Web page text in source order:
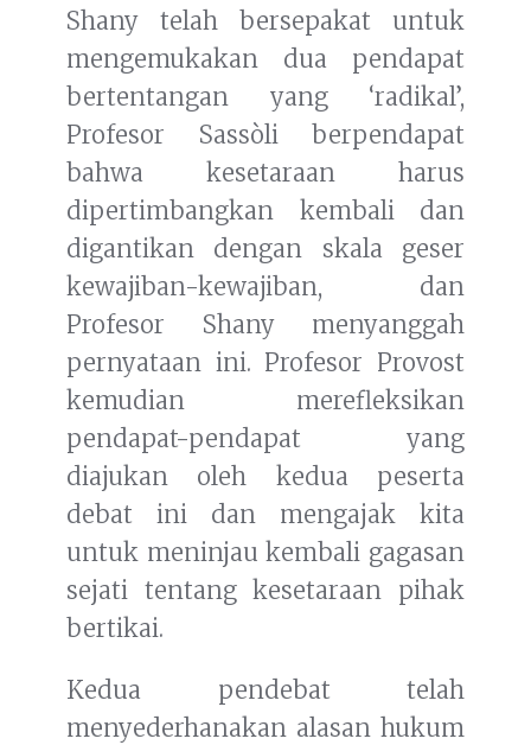
Shany telah bersepakat untuk
mengemukakan dua pendapat
bertentangan yang ‘radikal’,
Profesor Sassòli berpendapat
bahwa kesetaraan harus
dipertimbangkan kembali dan
digantikan dengan skala geser
kewajiban-kewajiban, dan
Profesor Shany menyanggah
pernyataan ini. Profesor Provost
kemudian merefleksikan
pendapat-pendapat yang
diajukan oleh kedua peserta
debat ini dan mengajak kita
untuk meninjau kembali gagasan
sejati tentang kesetaraan pihak
bertikai.
Kedua pendebat telah
menyederhanakan alasan hukum